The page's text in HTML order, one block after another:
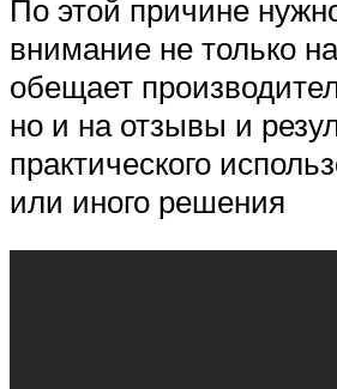
По этой причине
внимание не только
обещает
но и на отзывы и
практического
или иного решения